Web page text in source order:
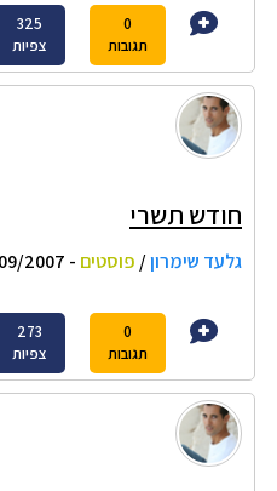
0
תגובות
325
צפיות
חודש תשרי
גלעד שימרון/ פוסטים - 21/09/2007 12:02
0
תגובות
273
צפיות